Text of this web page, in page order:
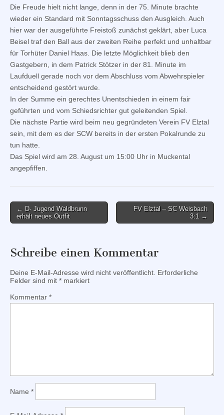
Die Freude hielt nicht lange, denn in der 75. Minute brachte
wieder ein Standard mit Sonntagsschuss den Ausgleich. Auch
hier war der ausgeführte Freistoß zunächst geklärt, aber Luca
Beisel traf den Ball aus der zweiten Reihe perfekt und unhaltbar
für Torhüter Daniel Haas. Die letzte Möglichkeit blieb den
Gastgebern, in dem Patrick Stötzer in der 81. Minute im
Laufduell gerade noch vor dem Abschluss vom Abwehrspieler
entscheidend gestört wurde.
In der Summe ein gerechtes Unentschieden in einem fair
geführten und vom Schiedsrichter gut geleitenden Spiel.
Die nächste Partie wird beim neu gegründeten Verein FV Elztal
sein, mit dem es der SCW bereits in der ersten Pokalrunde zu
tun hatte.
Das Spiel wird am 28. August um 15:00 Uhr in Muckental
angepfiffen.
Post
navigation
← D- Jugend Waldbrunn
erhält neues Outfit
FV Elztal – SC Weisbach
3:1 →
Schreibe einen Kommentar
Deine E-Mail-Adresse wird nicht veröffentlicht. Erforderliche
Felder sind mit * markiert
Kommentar *
Name *